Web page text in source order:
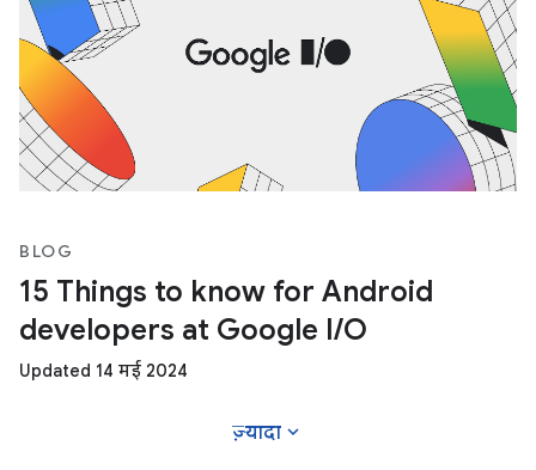
BLOG
15 Things to know for Android
developers at Google I/O
Updated 14 मई 2024
ज़्यादा expand_more